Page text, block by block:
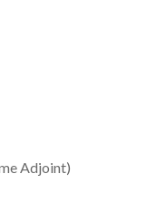
Adjoint)